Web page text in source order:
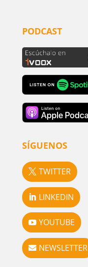
PODCAST
SÍGUENOS
TWITTER
LINKEDIN
YOUTUBE
NEWSLETTER